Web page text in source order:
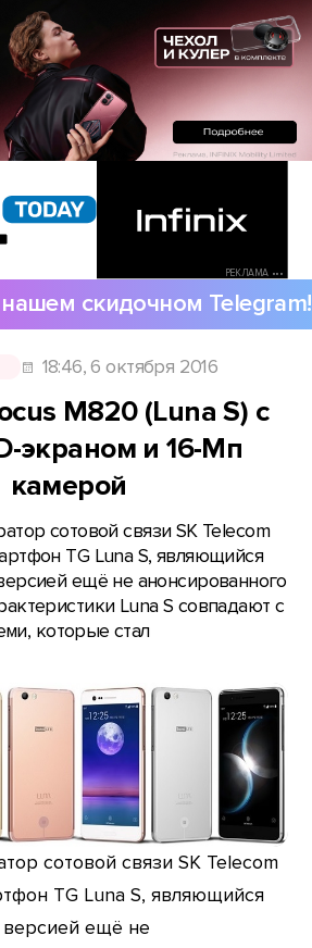
РЕКЛАМА •••
скидочном Telegram!
18:46, 6 октября 2016
M820 (Luna S) с
экраном и 16-Мп
камерой
сотовой связи SK Telecom
TG Luna S, являющийся
ещё не анонсированного
Luna S совпадают с
которые стал
сотовой связи SK Telecom
TG Luna S, являющийся
версией ещё не